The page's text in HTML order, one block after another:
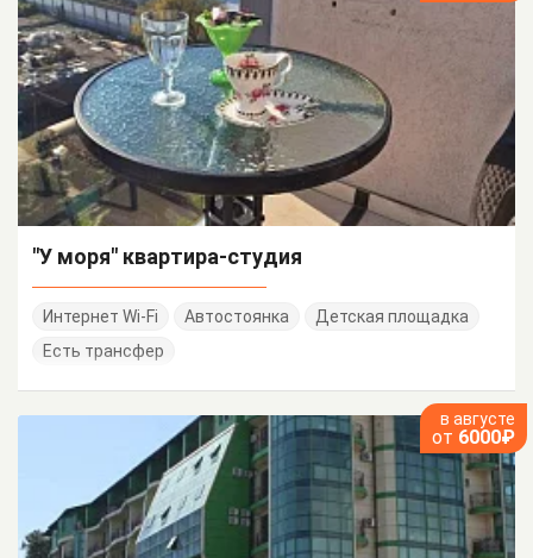
"У моря" квартира-студия
Интернет Wi-Fi Автостоянка
Детская площадка
Есть трансфер
в августе
от 6000₽